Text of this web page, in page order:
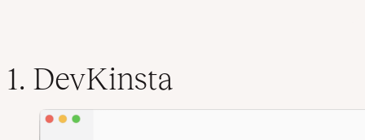
1. DevKinsta